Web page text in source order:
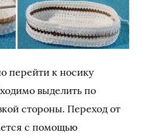
перейти к носику
выделить по
стороны. Переход от
с помощью